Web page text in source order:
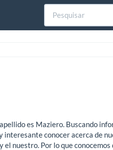
es Maziero. Buscando
conocer acerca de
nuestro. Por lo que